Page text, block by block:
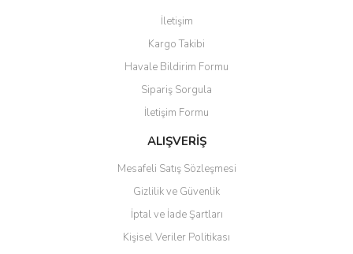
İletişim
Kargo Takibi
Havale Bildirim Formu
Sipariş Sorgula
İletişim Formu
ALIŞVERİŞ
Mesafeli Satış Sözleşmesi
Gizlilik ve Güvenlik
İptal ve İade Şartları
Kişisel Veriler Politikası